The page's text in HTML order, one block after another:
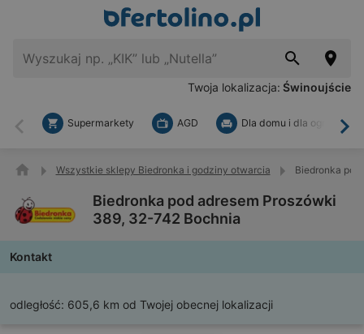
Twoja lokalizacja: Świnoujście
Wstecz
Supermarkety AGD Dla domu i dla ogrodu
Wszystkie sklepy Biedronka i godziny otwarcia Biedronka
Biedronka pod adresem Proszówki
389, 32-742 Bochnia
Kontakt
odległość: 605,6 km od Twojej obecnej lokalizacji